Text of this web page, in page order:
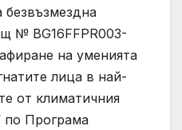
безвъзмездна
№ BG16FFPR003-
на уменията
лица в най-
от климатичния
по Програма